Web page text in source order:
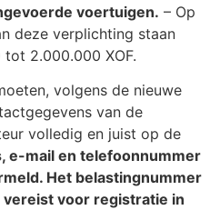
voertuigen. – Op
deze verplichting staan
2.000.000 XOF.
volgens de nieuwe
van de
volledig en juist op de
e-mail en telefoonnummer
Het belastingnummer
voor registratie in